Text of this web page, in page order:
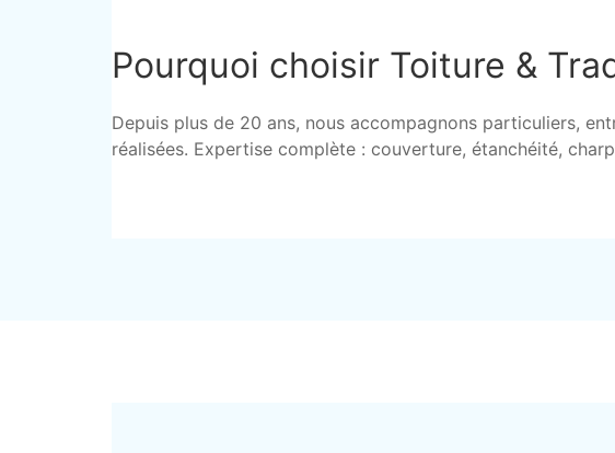
Pourquoi choisir Toiture &
Depuis plus de 20 ans, nous accompagnons particuliers,
réalisées. Expertise complète : couverture, étanchéité,